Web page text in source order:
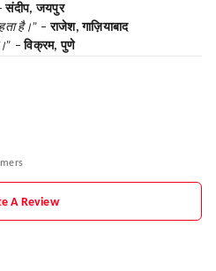
संदीप, जयपुर
है।” –राजेश, गाज़ियाबाद
–विक्रम, पुणे
A Review